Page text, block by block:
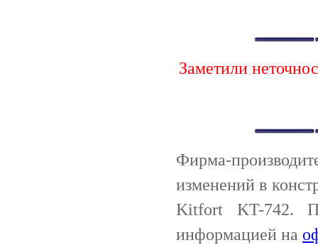
Заметили
Фирма-
изменений в
Kitfort KT-742.
информацией на